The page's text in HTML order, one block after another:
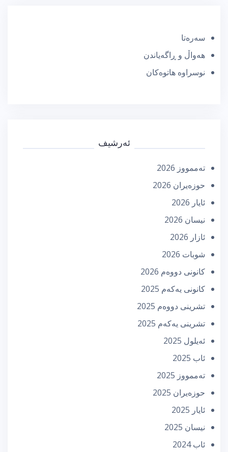
سەرەتا
هەواڵ و ڕاگەیاندن
نوسراوە هاتوەکان
ئەرشیف
تەممووز 2026
حوزه‌یران 2026
ئایار 2026
نیسان 2026
ئازار 2026
شوبات 2026
كانونی دووه‌م 2026
كانونی یه‌كه‌م 2025
تشرینی دووه‌م 2025
تشرینی یه‌كه‌م 2025
ئه‌یلول 2025
ئاب 2025
تەممووز 2025
حوزه‌یران 2025
ئایار 2025
نیسان 2025
ئاب 2024